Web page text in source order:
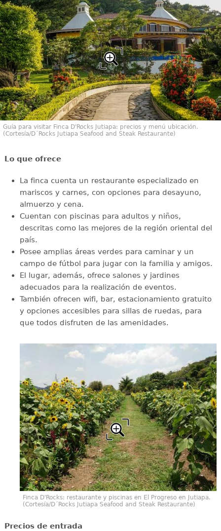
Guía para visitar Finca D'Rocks Jutiapa: precios y menú ubicación.
(Cortesía/D´Rocks Jutiapa Seafood and Steak Restaurante)
Lo que ofrece
La finca cuenta un restaurante especializado en
mariscos y carnes, con opciones para desayuno,
almuerzo y cena.
Cuentan con piscinas para adultos y niños,
descritas como las mejores de la región oriental del
país.
Posee amplias áreas verdes para caminar y un
campo de fútbol para jugar con la familia y amigos.
El lugar, además, ofrece salones y jardines
adecuados para la realización de eventos.
También ofrecen wifi, bar, estacionamiento gratuito
y opciones accesibles para sillas de ruedas, para
que todos disfruten de las amenidades.
Finca D'Rocks: restaurante y piscinas en El Progreso en Jutiapa.
(Cortesía/D´Rocks Jutiapa Seafood and Steak Restaurante)
Precios de entrada